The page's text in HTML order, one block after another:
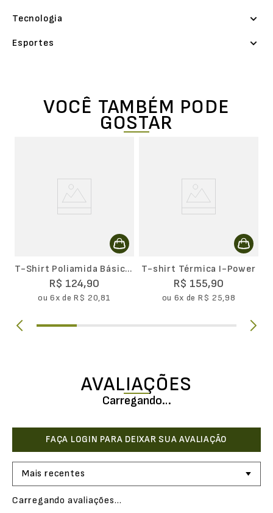
Tecnologia
Esportes
VOCÊ TAMBÉM PODE
GOSTAR
T-Shirt Poliamida Básica
Masculina II
R$ 124,90
ou6x deR$ 20,81
T-shirt Térmica I-Power
R$ 155,90
ou 6x de R$ 25,98
AVALIAÇÕES
Carregando…
Mais recentes
Carregando avaliações…